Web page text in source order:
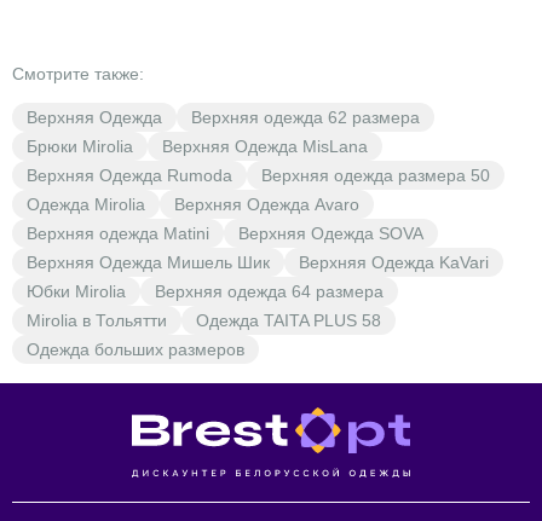
Смотрите также:
Верхняя Одежда
Верхняя одежда 62 размера
Брюки Mirolia
Верхняя Одежда MisLana
Верхняя Одежда Rumoda
Верхняя одежда размера 50
Одежда Mirolia
Верхняя Одежда Avaro
Верхняя одежда Matini
Верхняя Одежда SOVA
Верхняя Одежда Мишель Шик
Верхняя Одежда KaVari
Юбки Mirolia
Верхняя одежда 64 размера
Mirolia в Тольятти
Одежда TAITA PLUS 58
Одежда больших размеров